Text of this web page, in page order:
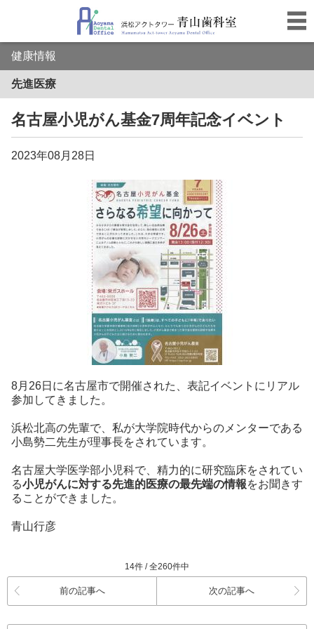
健康情報
先進医療
名古屋小児がん基金7周年記念イベント
2023年08月28日
8月26日に名古屋市で開催された、表記イベントにリアル
参加してきました。
浜松北高の先輩で、私が大学院時代からのメンターである
小島勢二先生が理事長をされています。
名古屋大学医学部小児科で、精力的に研究臨床をされてい
る小児がんに対する先進的医療の最先端の情報をお聞きす
ることができました。
青山行彦
14件 / 全260件中
前の記事へ 次の記事へ